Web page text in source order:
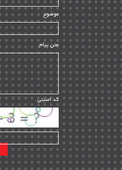
تامین مالی و سرمایه گذاری | ۳۲
ماشین آلات
مدیریت پروژه
مدیریت دانش
مدیریت سازمانی و عمومی | ۲
تأمین کالا | ۱۳
EPC | ۲۰
پیمانکاران بین المللی | ۸
اطلاعات انرژی کشورها | ۱۴
پروژه های خارجی | ۱۵
نقشه های نفت و گاز خارجی | ۱۰
موضوع
متن پیام
کد امنیتی